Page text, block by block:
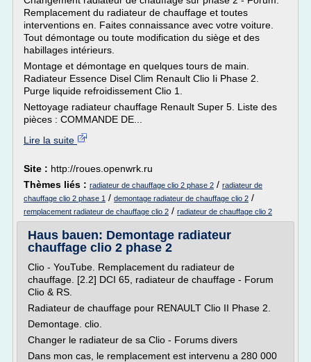
Remplacement du radiateur de chauffage et toutes
interventions en. Faites connaissance avec votre voiture.
Tout démontage ou toute modification du siège et des
habillages intérieurs.
Montage et démontage en quelques tours de main.
Radiateur Essence Disel Clim Renault Clio Ii Phase 2.
Purge liquide refroidissement Clio 1.
Nettoyage radiateur chauffage Renault Super 5. Liste des
pièces : COMMANDE DE...
Lire la suite
Site : http://roues.openwrk.ru
Thèmes liés : radiateur de chauffage clio 2 phase 2 / radiateur de
chauffage clio 2 phase 1 / demontage radiateur de chauffage clio 2 /
remplacement radiateur de chauffage clio 2 / radiateur de chauffage clio 2
Haus bauen: Demontage radiateur
chauffage clio 2 phase 2
Clio - YouTube. Remplacement du radiateur de
chauffage. [2.2] DCI 65, radiateur de chauffage - Forum
Clio & RS.
Radiateur de chauffage pour RENAULT Clio II Phase 2.
Demontage. clio.
Changer le radiateur de sa Clio - Forums divers
Dans mon cas, le remplacement est intervenu a 280 000